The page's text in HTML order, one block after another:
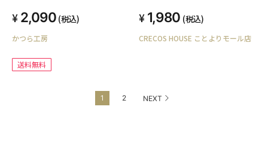
2,090 (税込)
かつら工房
送料無料
1,980 (税込)
CRECOS HOUSE ことよりモール店
1 2 NEXT